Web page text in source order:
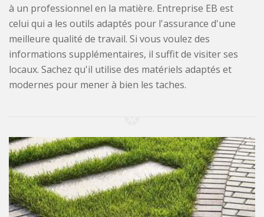
à un professionnel en la matière. Entreprise EB est
celui qui a les outils adaptés pour l'assurance d'une
meilleure qualité de travail. Si vous voulez des
informations supplémentaires, il suffit de visiter ses
locaux. Sachez qu'il utilise des matériels adaptés et
modernes pour mener à bien les taches.